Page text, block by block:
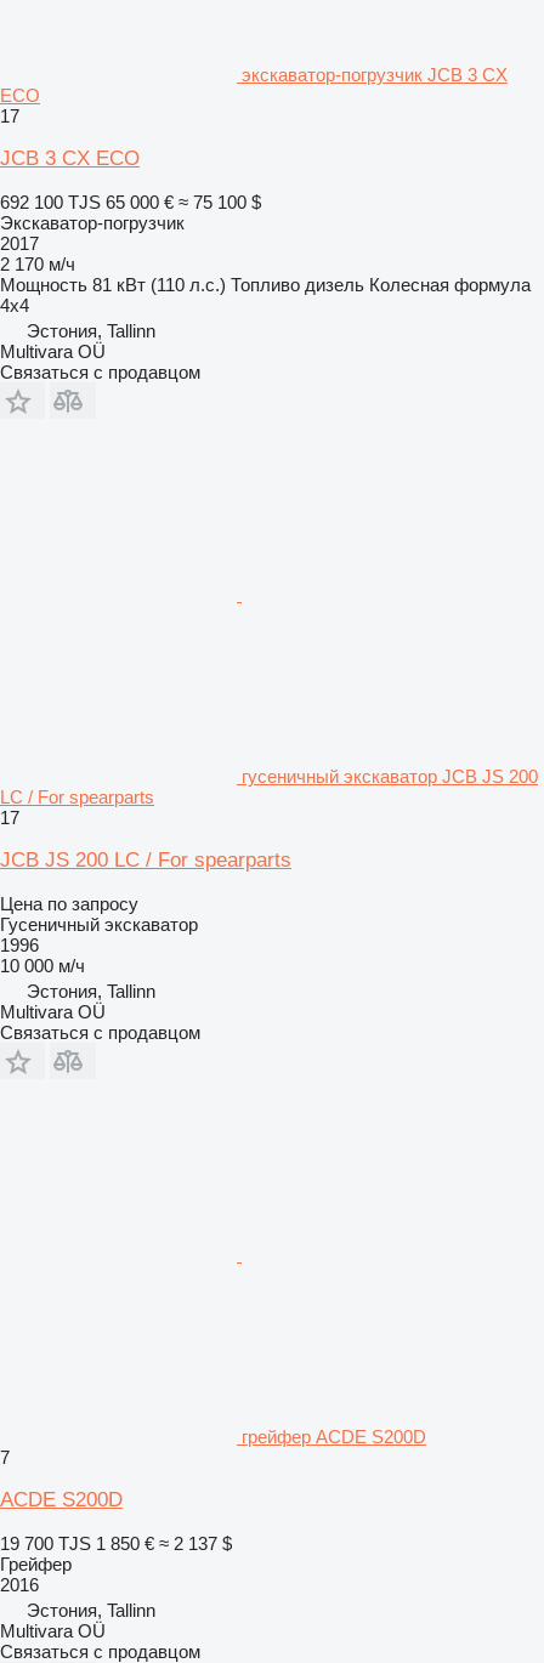
экскаватор-погрузчик JCB 3 CX
ECO
17
JCB 3 CX ECO
692 100 TJS 65 000 € ≈ 75 100 $
Экскаватор-погрузчик
2017
2 170 м/ч
Мощность 81 кВт (110 л.с.) Топливо дизель Колесная формула
4x4
Эстония, Tallinn
Multivara OÜ
Связаться с продавцом
гусеничный экскаватор JCB JS 200
LC / For spearparts
17
JCB JS 200 LC / For spearparts
Цена по запросу
Гусеничный экскаватор
1996
10 000 м/ч
Эстония, Tallinn
Multivara OÜ
Связаться с продавцом
грейфер ACDE S200D
7
ACDE S200D
19 700 TJS 1 850 € ≈ 2 137 $
Грейфер
2016
Эстония, Tallinn
Multivara OÜ
Связаться с продавцом